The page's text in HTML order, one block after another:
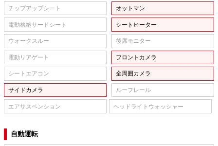
チップアップシート オットマン
電動格納サードシート シートヒーター
ウォークスルー 後席モニター
電動リアゲート フロントカメラ
シートエアコン 全周囲カメラ
サイドカメラ ルーフレール
エアサスペンション ヘッドライトウォッシャー
自動運転